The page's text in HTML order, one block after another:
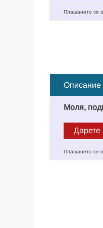
Плащането се
Описание
Моля,
Плащането се